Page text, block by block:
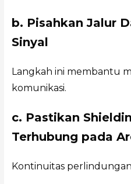
b. Pisahkan Jalur
Sinyal
Langkah ini membantu
komunikasi.
c. Pastikan
Terhubung pada
Kontinuitas